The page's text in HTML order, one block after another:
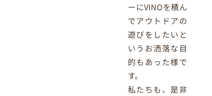
ーにVINOを積ん
でアウトドアの
遊びをしたいと
いうお洒落な目
的もあった様で
す。
私たちも、是非